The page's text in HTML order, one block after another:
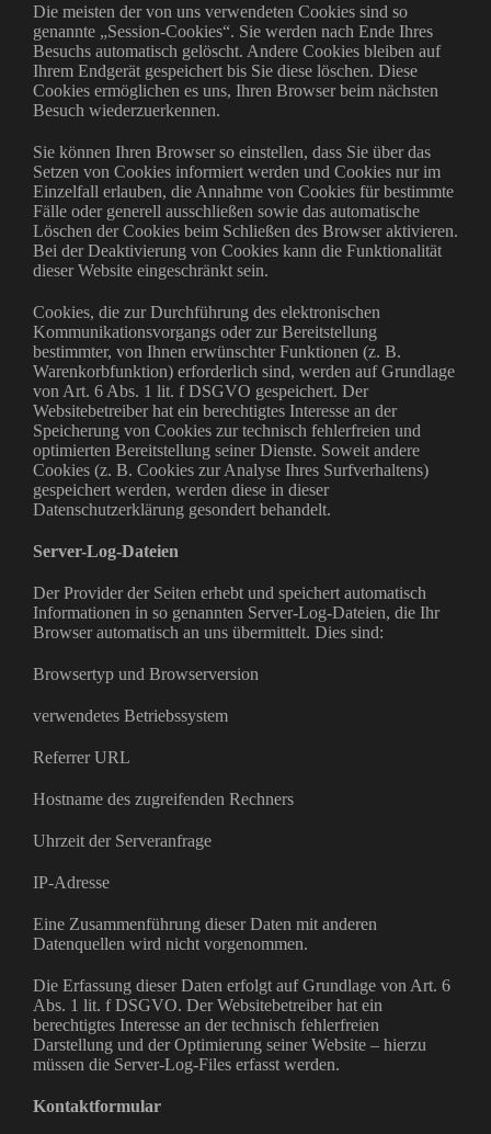
Die meisten der von uns verwendeten Cookies sind so
genannte „Session-Cookies“. Sie werden nach Ende Ihres
Besuchs automatisch gelöscht. Andere Cookies bleiben auf
Ihrem Endgerät gespeichert bis Sie diese löschen. Diese
Cookies ermöglichen es uns, Ihren Browser beim nächsten
Besuch wiederzuerkennen.
Sie können Ihren Browser so einstellen, dass Sie über das
Setzen von Cookies informiert werden und Cookies nur im
Einzelfall erlauben, die Annahme von Cookies für bestimmte
Fälle oder generell ausschließen sowie das automatische
Löschen der Cookies beim Schließen des Browser aktivieren.
Bei der Deaktivierung von Cookies kann die Funktionalität
dieser Website eingeschränkt sein.
Cookies, die zur Durchführung des elektronischen
Kommunikationsvorgangs oder zur Bereitstellung
bestimmter, von Ihnen erwünschter Funktionen (z. B.
Warenkorbfunktion) erforderlich sind, werden auf Grundlage
von Art. 6 Abs. 1 lit. f DSGVO gespeichert. Der
Websitebetreiber hat ein berechtigtes Interesse an der
Speicherung von Cookies zur technisch fehlerfreien und
optimierten Bereitstellung seiner Dienste. Soweit andere
Cookies (z. B. Cookies zur Analyse Ihres Surfverhaltens)
gespeichert werden, werden diese in dieser
Datenschutzerklärung gesondert behandelt.
Server-Log-Dateien
Der Provider der Seiten erhebt und speichert automatisch
Informationen in so genannten Server-Log-Dateien, die Ihr
Browser automatisch an uns übermittelt. Dies sind:
Browsertyp und Browserversion
verwendetes Betriebssystem
Referrer URL
Hostname des zugreifenden Rechners
Uhrzeit der Serveranfrage
IP-Adresse
Eine Zusammenführung dieser Daten mit anderen
Datenquellen wird nicht vorgenommen.
Die Erfassung dieser Daten erfolgt auf Grundlage von Art. 6
Abs. 1 lit. f DSGVO. Der Websitebetreiber hat ein
berechtigtes Interesse an der technisch fehlerfreien
Darstellung und der Optimierung seiner Website – hierzu
müssen die Server-Log-Files erfasst werden.
Kontaktformular